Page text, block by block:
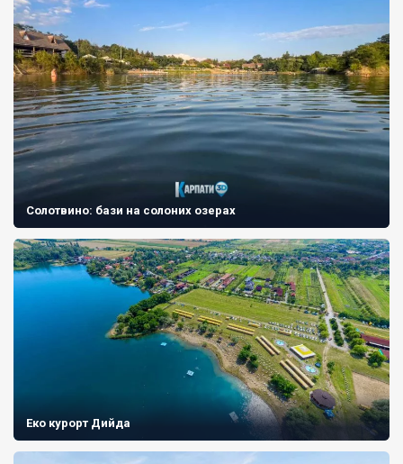
Солотвино: бази на солоних озерах
Еко курорт Дийда